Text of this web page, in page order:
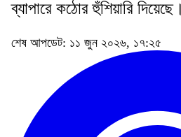
ব্যাপারে কঠোর হুঁশিয়ারি দিয়েছে।
শেষ আপডেট: ১১ জুন ২০২৬, ১৭:২৫